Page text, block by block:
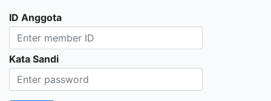
ID Anggota
Kata Sandi